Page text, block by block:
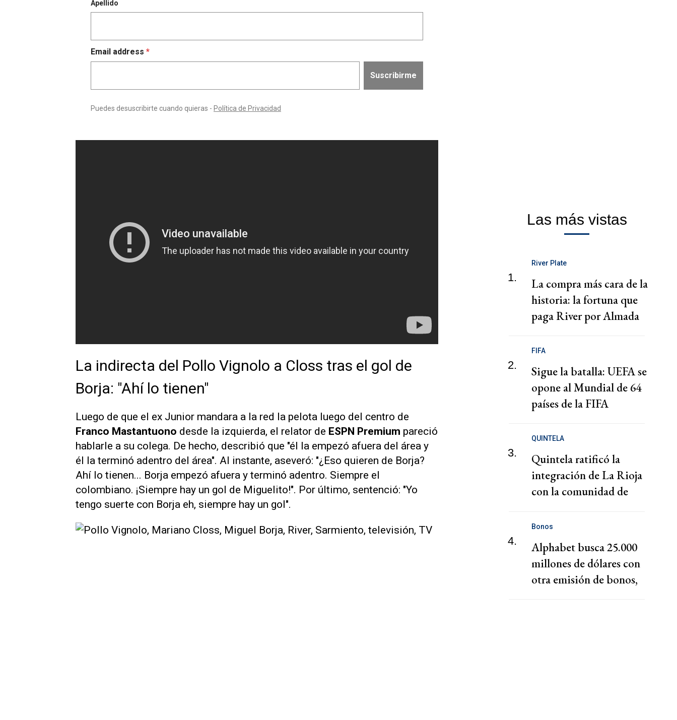
La indirecta del Pollo Vignolo a Closs tras el gol de
Borja: "Ahí lo tienen"
Luego de que el ex Junior mandara a la red la pelota luego del centro de
Franco Mastantuono desde la izquierda, el relator de ESPN Premium pareció
hablarle a su colega. De hecho, describió que "él la empezó afuera del área y
él la terminó adentro del área". Al instante, aseveró: "¿Eso quieren de Borja?
Ahí lo tienen... Borja empezó afuera y terminó adentro. Siempre el
colombiano. ¡Siempre hay un gol de Miguelito!". Por último, sentenció: "Yo
tengo suerte con Borja eh, siempre hay un gol".
Las más vistas
1.
River Plate
La compra más cara de la
historia: la fortuna que
paga River por Almada
2.
FIFA
Sigue la batalla: UEFA se
opone al Mundial de 64
países de la FIFA
3.
QUINTELA
Quintela ratificó la
integración de La Rioja
con la comunidad de
4.
Bonos
Alphabet busca 25.000
millones de dólares con
otra emisión de bonos,